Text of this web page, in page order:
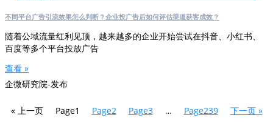
不同平台广告引流效果怎么判断？企业投广告后如何评估渠道获客成效？
随着公域流量红利见顶，越来越多的企业开始尝试在抖音、小红书、
百度等多个平台投放广告
查看 »
企微研究院-发布
« 上一页 Page1 Page2 Page3 … Page239 下一页 »